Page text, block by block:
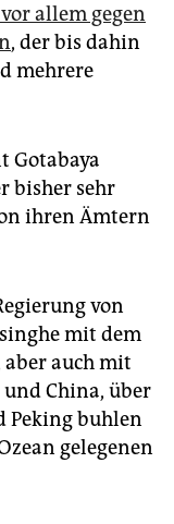
allem gegen
, der bis dahin
mehrere
Gotabaya
bisher sehr
ihren Ämtern
von
mit dem
auch mit
China, über
Peking buhlen
gelegenen